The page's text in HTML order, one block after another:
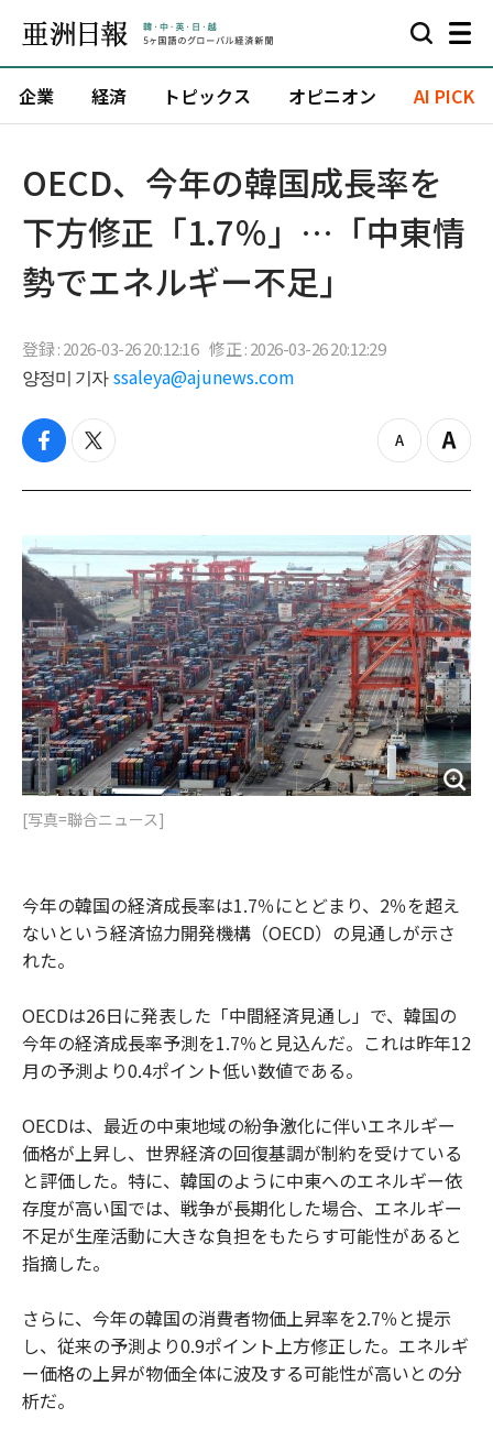
企業 経済 トピックス オピニオン AI PICK
OECD、今年の韓国成長率を
下方修正「1.7％」…「中東情
勢でエネルギー不足」
登録 : 2026-03-26 20:12:16 修正 : 2026-03-26 20:12:29
양정미 기자 ssaleya@ajunews.com
f
c
o
o
k
t
i
t
e
r
z
o
o
u
t
Z
o
i
n
[写真=聯合ニュース]
今年の韓国の経済成長率は1.7％にとどまり、2％を超え
ないという経済協力開発機構（OECD）の見通しが示さ
れた。
OECDは26日に発表した「中間経済見通し」で、韓国の
今年の経済成長率予測を1.7％と見込んだ。これは昨年12
月の予測より0.4ポイント低い数値である。
OECDは、最近の中東地域の紛争激化に伴いエネルギー
価格が上昇し、世界経済の回復基調が制約を受けている
と評価した。特に、韓国のように中東へのエネルギー依
存度が高い国では、戦争が長期化した場合、エネルギー
不足が生産活動に大きな負担をもたらす可能性があると
指摘した。
さらに、今年の韓国の消費者物価上昇率を2.7％と提示
し、従来の予測より0.9ポイント上方修正した。エネルギ
ー価格の上昇が物価全体に波及する可能性が高いとの分
析だ。